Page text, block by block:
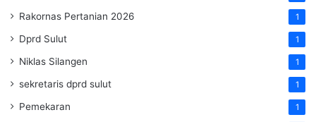
Rakornas Pertanian 2026 1
Dprd Sulut 1
Niklas Silangen 1
sekretaris dprd sulut 1
Pemekaran 1